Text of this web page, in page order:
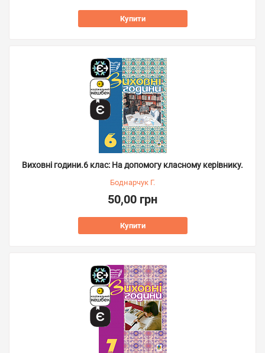
Купити
Виховні години.6 клас: На допомогу класному керівнику.
Боднарчук Г.
50,00 грн
Купити